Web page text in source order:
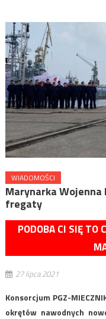
WIADOMOŚCI
Marynarka
fregaty
PODOBA CI SIĘ TO
27 lipca 2021
Konsorcjum PGZ-
okrętów nawodnych